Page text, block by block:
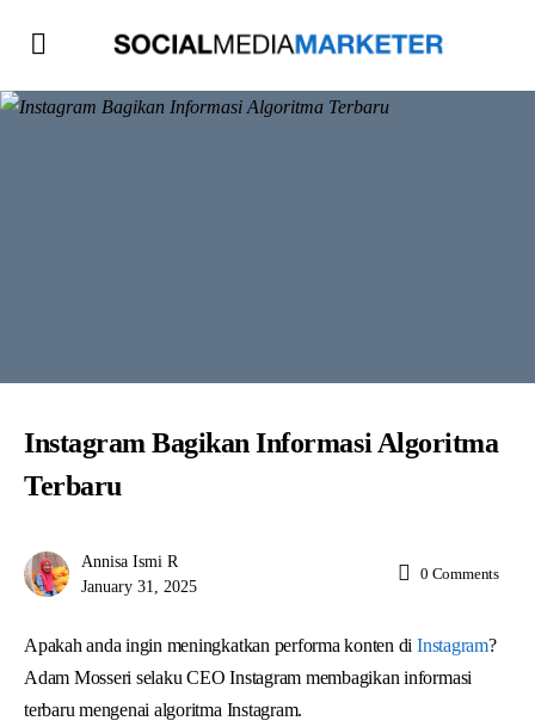
Instagram Bagikan Informasi Algoritma
Terbaru
Annisa Ismi R
January 31, 2025
0 Comments
Apakah anda ingin meningkatkan performa konten di Instagram?
Adam Mosseri selaku CEO Instagram membagikan informasi
terbaru mengenai algoritma Instagram.